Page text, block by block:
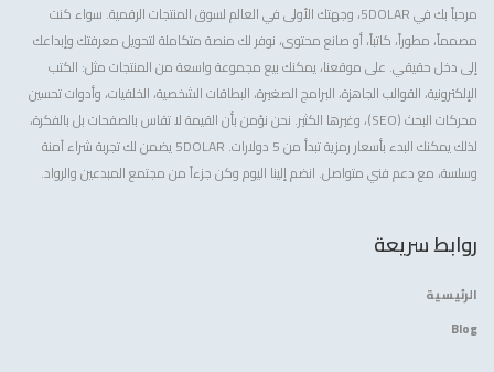
مرحباً بك في 5DOLAR، وجهتك الأولى في العالم لسوق المنتجات الرقمية. سواء كنت
مصمماً، مطوراً، كاتباً، أو صانع محتوى، نوفر لك منصة متكاملة لتحويل معرفتك وإبداعك
إلى دخل حقيقي. على موقعنا، يمكنك بيع مجموعة واسعة من المنتجات مثل: الكتب
الإلكترونية، القوالب الجاهزة، البرامج الصغيرة، البطاقات الشخصية، الخلفيات، وأدوات تحسين
محركات البحث (SEO)، وغيرها الكثير. نحن نؤمن بأن القيمة لا تقاس بالصفحات بل بالفكرة،
لذلك يمكنك البدء بأسعار رمزية تبدأ من 5 دولارات. 5DOLAR يضمن لك تجربة شراء آمنة
وسلسة، مع دعم فني متواصل. انضم إلينا اليوم وكن جزءاً من مجتمع المبدعين والرواد.
روابط سريعة
الرئيسية
Blog